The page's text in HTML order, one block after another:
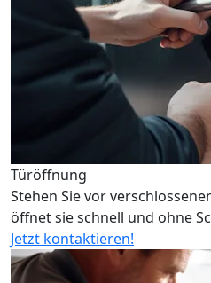
Türöffnung
Stehen Sie vor
öffnet sie schnell und ohne
Jetzt kontaktieren!